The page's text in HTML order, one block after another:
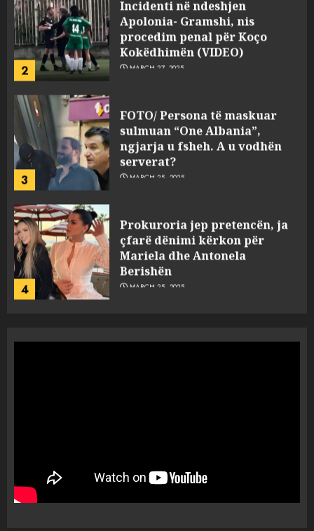
2
Incidenti në ndeshjen
Apolonia- Gramshi, nis
procedim penal për Koço
Kokëdhimën (VIDEO)
MARCH 27, 2025
3
FOTO/ Persona të maskuar
sulmuan “One Albania”,
ngjarja u fsheh. A u vodhën
serverat?
MARCH 25, 2025
4
Prokuroria jep pretencën, ja
çfarë dënimi kërkon për
Mariela dhe Antonela
Berishën
MARCH 25, 2025
1
“bosen” Joana Nano për
abuzim me fondet publike dhe
pasuri të pajustifikuar